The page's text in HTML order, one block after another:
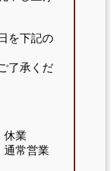
を下記の
了承くだ
休業
通常営業